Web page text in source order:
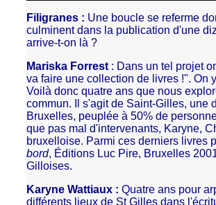
Filigranes : Une boucle se referme
culminent dans la publication d'une
arrive-t-on là ?
Mariska Forrest : Dans un tel projet
va faire une collection de livres !". On
Voilà donc quatre ans que nous
commun. Il s'agit de Saint-Gilles, une
Bruxelles, peuplée à 50% de
que pas mal d'intervenants, Karyne,
bruxelloise. Parmi ces derniers livres
bord, Éditions Luc Pire, Bruxelles
Gilloises.
Karyne Wattiaux : Quatre ans pour
différents lieux de St Gilles dans